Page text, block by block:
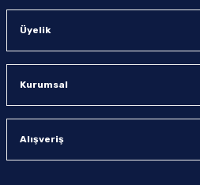
Üyelik
Kurumsal
Alışveriş